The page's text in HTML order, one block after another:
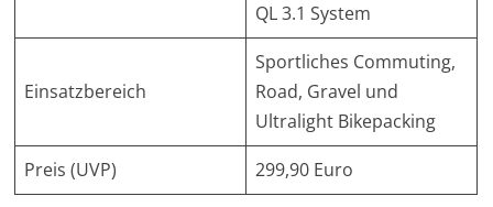
QL 3.1 System
Einsatzbereich
Sportliches Commuting,
Road, Gravel und
Ultralight Bikepacking
Preis (UVP)
299,90 Euro